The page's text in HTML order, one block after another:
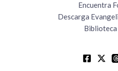
Encuentra
Descarga
Biblioteca